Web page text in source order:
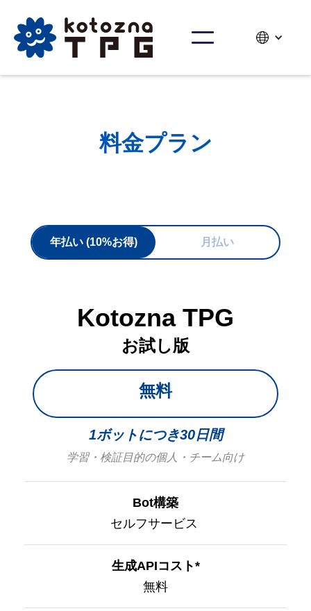
料金プラン
年払い (10%お得) 月払い
Kotozna TPG
お試し版
無料
1ボットにつき30日間
学習・検証目的の個人・チーム向け
Bot構築
セルフサービス
生成APIコスト*
無料